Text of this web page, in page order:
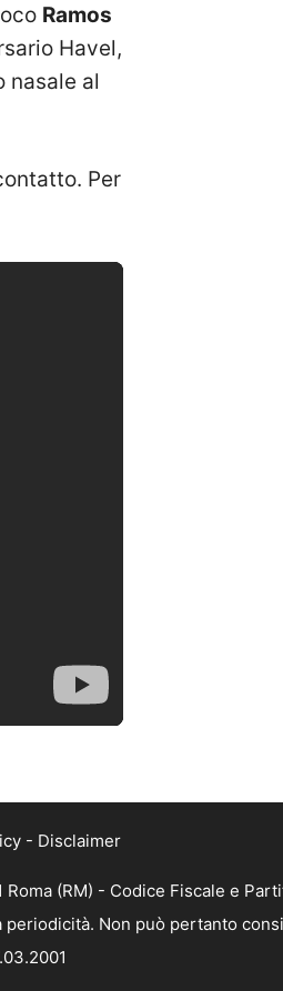
Ramos
Havel,
nasale al
Per
- Disclaimer
(RM) - Codice Fiscale e
Non può pertanto